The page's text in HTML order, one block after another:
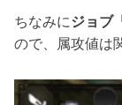
ちなみにジョブ
ので、属攻値は